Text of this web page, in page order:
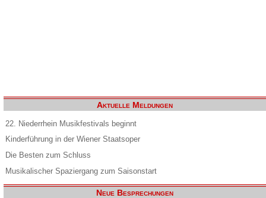
Aktuelle Meldungen
22. Niederrhein Musikfestivals beginnt
Kinderführung in der Wiener Staatsoper
Die Besten zum Schluss
Musikalischer Spaziergang zum Saisonstart
Neue Besprechungen